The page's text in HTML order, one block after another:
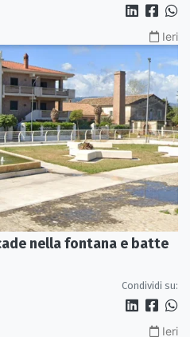
Ieri
nella fontana e batte
Condividi su:
Ieri